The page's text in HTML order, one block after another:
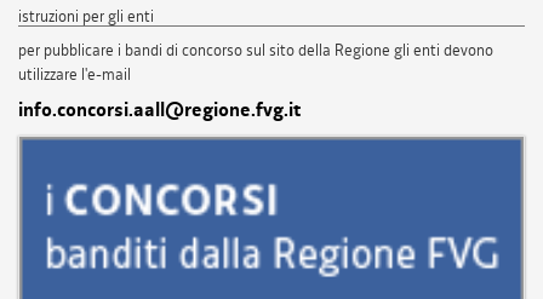
istruzioni per gli enti
per pubblicare i bandi di concorso sul sito della Regione gli enti devono
utilizzare l'e-mail
info.concorsi.aall@regione.fvg.it